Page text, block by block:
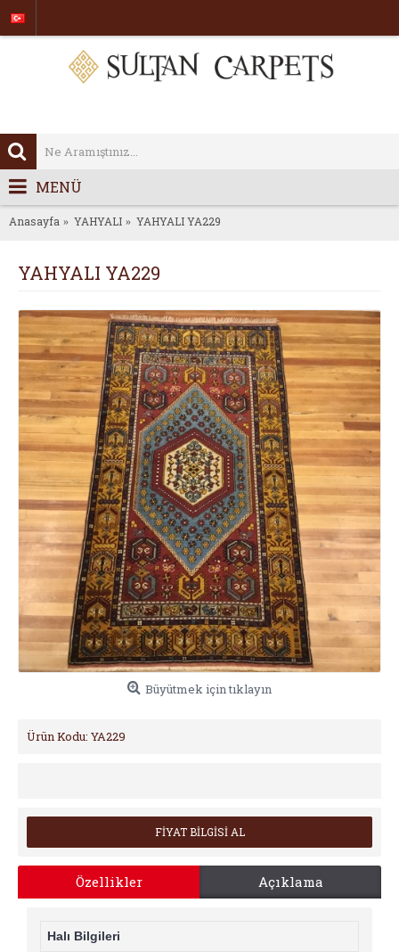
MENÜ
Anasayfa YAHYALI YAHYALI YA229
YAHYALI YA229
Büyütmek için tıklayın
Ürün Kodu: YA229
FİYAT BİLGİSİ AL
Özellikler Açıklama
Halı Bilgileri